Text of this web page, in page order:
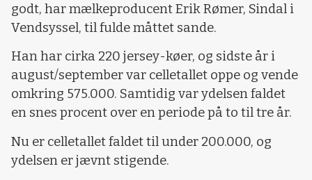
godt, har mælkeproducent Erik Rømer, Sindal i
Vendsyssel, til fulde måttet sande.
Han har cirka 220 jersey-køer, og sidste år i
august/september var celletallet oppe og vende
omkring 575.000. Samtidig var ydelsen faldet
en snes procent over en periode på to til tre år.
Nu er celletallet faldet til under 200.000, og
ydelsen er jævnt stigende.